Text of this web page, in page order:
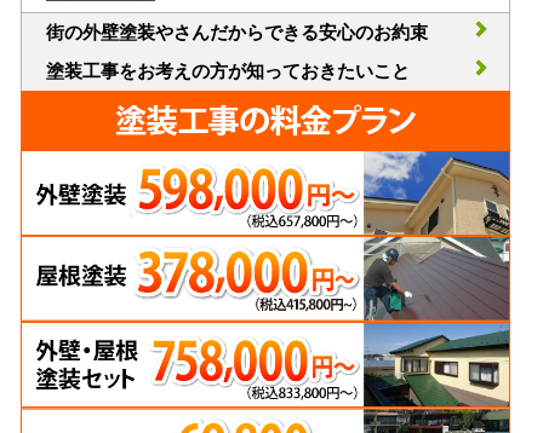
街の外壁塗装やさんだからできる安心のお約束
塗装工事をお考えの方が知っておきたいこと